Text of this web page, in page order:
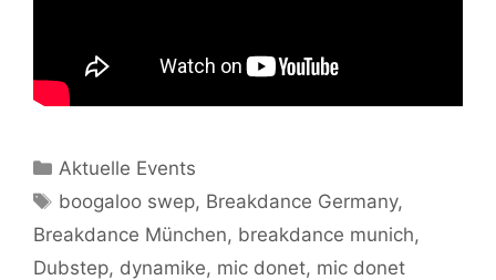
Kategorien
Aktuelle Events
Schlagwörter
boogaloo swep, Breakdance Germany,
Breakdance München, breakdance munich,
Dubstep, dynamike, mic donet, mic donet